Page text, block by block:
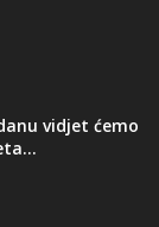
vidjet ćemo